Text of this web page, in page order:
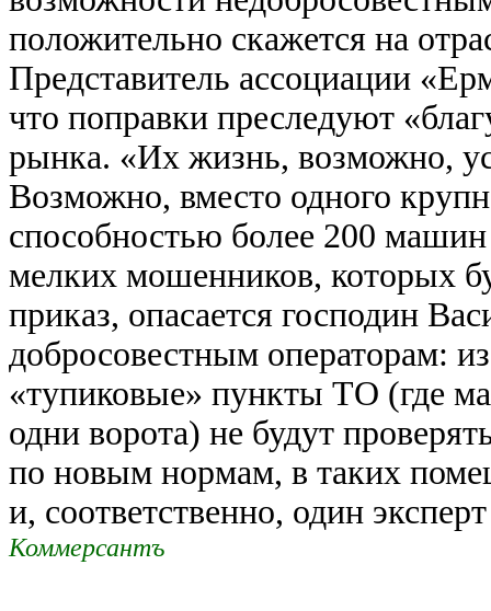
положительно скажется на
Представитель ассоциации
что поправки преследуют
рынка. «Их жизнь, возможно,
Возможно, вместо одного
способностью более 200
мелких мошенников, которых
приказ, опасается господин
добросовестным операторам:
«тупиковые» пункты ТО (где
одни ворота) не будут
по новым нормам, в таких
и, соответственно, один эксперт
Коммерсантъ